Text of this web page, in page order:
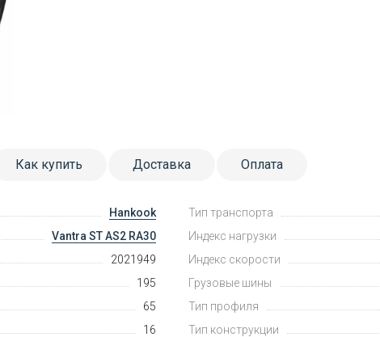
Как купить Доставка Оплата
Hankook
Vantra ST AS2 RA30
2021949
195
65
16
Тип транспорта
Индекс нагрузки
Индекс скорости
Грузовые шины
Тип профиля
Тип конструкции